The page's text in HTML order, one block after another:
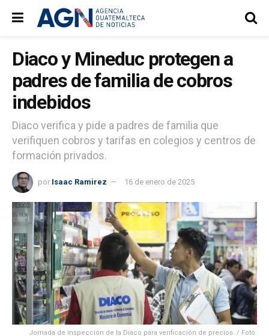
Diaco y Mineduc protegen a
padres de familia de cobros
indebidos
Diaco verifica y pide a padres de familia que
verifiquen cobros y tarifas en colegios y centros de
formación privados.
por Isaac Ramirez 16 de enero de 2025
Jornada de inspección de la Diaco para verificación de precios. / Foto: